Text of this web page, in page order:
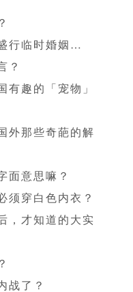
行临时婚姻…
？
有趣的「宠物」
外那些奇葩的解
面意思嘛？
须穿白色内衣？
，才知道的大实
战了？